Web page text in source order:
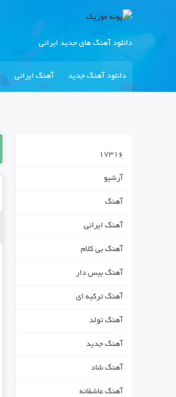
دانلود آهنگ های جدید ایرانی
دانلود آهنگ جدید آهنگ ایرانی
17316
آرشیو
آهنگ
آهنگ ایرانی
آهنگ بی کلام
آهنگ بیس دار
آهنگ ترکیه ای
آهنگ تولد
آهنگ جدید
آهنگ شاد
آهنگ عاشقانه